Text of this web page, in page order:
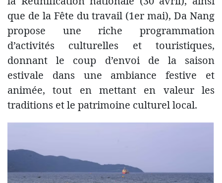
que de la Fête du travail (1er mai), Da Nang
propose une riche programmation
d’activités culturelles et touristiques,
donnant le coup d’envoi de la saison
estivale dans une ambiance festive et
animée, tout en mettant en valeur les
traditions et le patrimoine culturel local.